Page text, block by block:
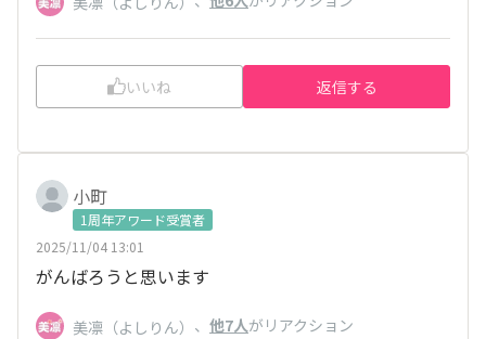
いいね 返信する
小町
1周年アワード受賞者
2025/11/04 13:01
がんばろうと思います
美凛（よしりん） 、 他7人がリアクション